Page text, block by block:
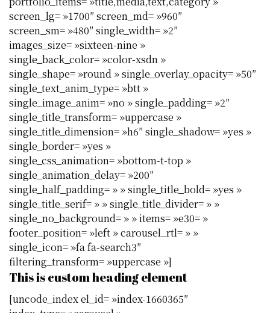
screen_lg= »1700″ screen_md= »960″
screen_sm= »480″ single_width= »2″
images_size= »sixteen-nine »
single_back_color= »color-xsdn »
single_shape= »round » single_overlay_opacity= »50″
single_text_anim_type= »btt »
single_image_anim= »no » single_padding= »2″
single_title_transform= »uppercase »
single_title_dimension= »h6″ single_shadow= »yes »
single_border= »yes »
single_css_animation= »bottom-t-top »
single_animation_delay= »200″
single_half_padding= » » single_title_bold= »yes »
single_title_serif= » » single_title_divider= » »
single_no_background= » » items= »e30= »
footer_position= »left » carousel_rtl= » »
single_icon= »fa fa-search3″
filtering_transform= »uppercase »]
This is custom heading element
[uncode_index el_id= »index-1660365″